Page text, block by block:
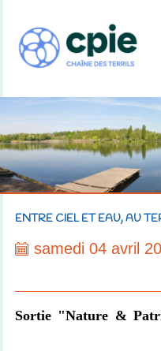
ENTRE CIEL ET EAU, AU
samedi 04 avril
Sortie "Nature &